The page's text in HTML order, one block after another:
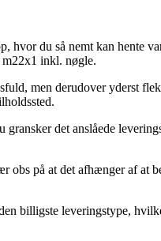
hvor du så nemt kan hente
inkl. nøgle.
men derudover yderst
det anslåede
på at det afhænger af at
billigste leveringstype,